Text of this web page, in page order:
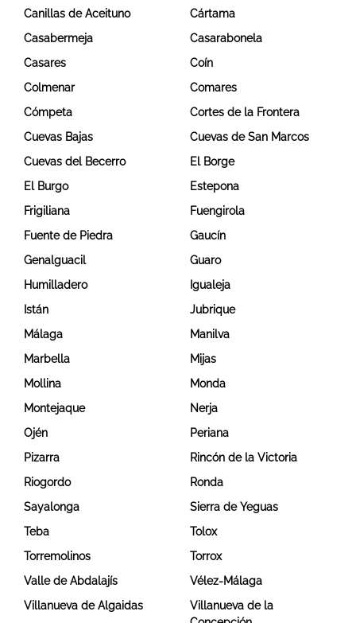
Canillas de Aceituno
Cártama
Casabermeja
Casarabonela
Casares
Coín
Colmenar
Comares
Cómpeta
Cortes de la Frontera
Cuevas Bajas
Cuevas de San Marcos
Cuevas del Becerro
El Borge
El Burgo
Estepona
Frigiliana
Fuengirola
Fuente de Piedra
Gaucín
Genalguacil
Guaro
Humilladero
Igualeja
Istán
Jubrique
Málaga
Manilva
Marbella
Mijas
Mollina
Monda
Montejaque
Nerja
Ojén
Periana
Pizarra
Rincón de la Victoria
Riogordo
Ronda
Sayalonga
Sierra de Yeguas
Teba
Tolox
Torremolinos
Torrox
Valle de Abdalajís
Vélez-Málaga
Villanueva de Algaidas
Villanueva de la